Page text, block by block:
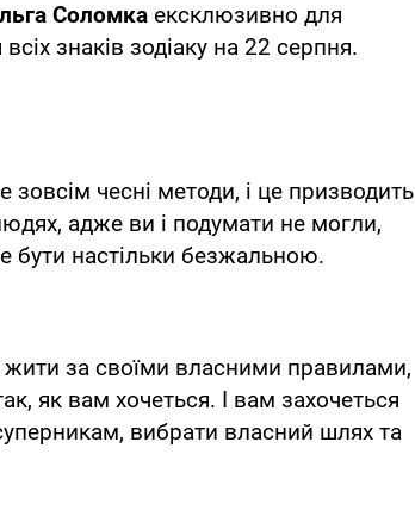
Соломка ексклюзивно для
знаків зодіаку на 22 серпня.
чесні методи, і це призводить
адже ви і подумати не могли,
настільки безжальною.
жити за своїми власними правилами,
як вам хочеться. І вам захочеться
вибрати власний шлях та